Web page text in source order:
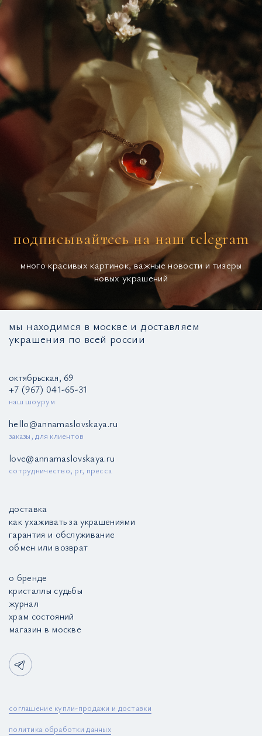
подписывайтесь на наш telegram
много красивых картинок, важные новости и тизеры
новых украшений
мы находимся в москве и доставляем
украшения по всей россии
октябрьская, 69
+7 (967) 041-65-31
наш шоурум
hello@annamaslovskaya.ru
заказы, для клиентов
love@annamaslovskaya.ru
сотрудничество, pr, пресса
доставка
как ухаживать за украшениями
гарантия и обслуживание
обмен или возврат
о бренде
кристаллы судьбы
журнал
храм состояний
магазин в москве
соглашение купли-продажи и доставки
политика обработки данных